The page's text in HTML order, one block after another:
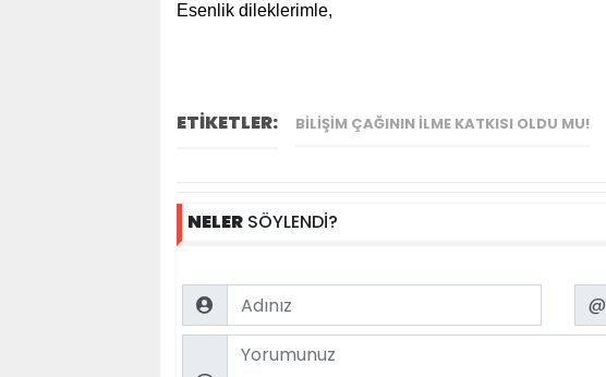
Esenlik dileklerimle,
ETİKETLER: BILIŞIM ÇAĞININ ILME KATKISI OLDU MU!
NELER SÖYLENDİ?
Name Email
@
Comment